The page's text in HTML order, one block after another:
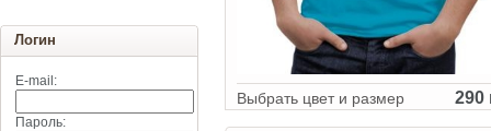
Логин
E-mail:
Пароль:
Выбрать цвет и размер 290